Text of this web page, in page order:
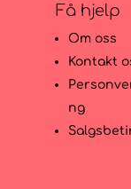
Få hjelp
Om oss
Kontakt
ng